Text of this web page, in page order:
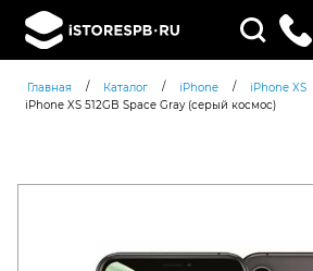
Поиск
товаров
Главная / Каталог / iPhone / iPhone XS
iPhone XS 512GB Space Gray (серый космос)